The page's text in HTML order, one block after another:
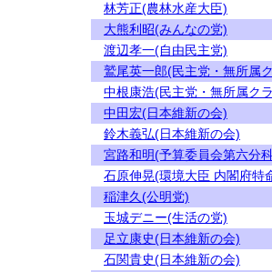
林芳正(農林水産大臣)
大熊利昭(みんなの党)
渡辺孝一(自由民主党)
鷲尾英一郎(民主党・無所属
中根康浩(民主党・無所属ク
中田宏(日本維新の会)
鈴木義弘(日本維新の会)
宮路和明(予算委員会第六分
石原伸晃(環境大臣 内閣府特
稲津久(公明党)
玉城デニー(生活の党)
足立康史(日本維新の会)
石関貴史(日本維新の会)